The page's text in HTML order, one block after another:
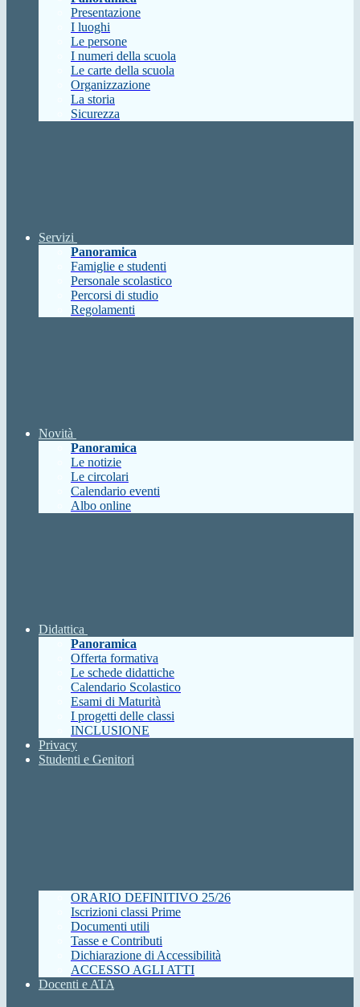
Presentazione
I luoghi
Le persone
I numeri della scuola
Le carte della scuola
Organizzazione
La storia
Sicurezza
Servizi
Panoramica
Famiglie e studenti
Personale scolastico
Percorsi di studio
Regolamenti
Novità
Panoramica
Le notizie
Le circolari
Calendario eventi
Albo online
Didattica
Panoramica
Offerta formativa
Le schede didattiche
Calendario Scolastico
Esami di Maturità
I progetti delle classi
INCLUSIONE
Privacy
Studenti e Genitori
ORARIO DEFINITIVO 25/26
Iscrizioni classi Prime
Documenti utili
Tasse e Contributi
Dichiarazione di Accessibilità
ACCESSO AGLI ATTI
Docenti e ATA